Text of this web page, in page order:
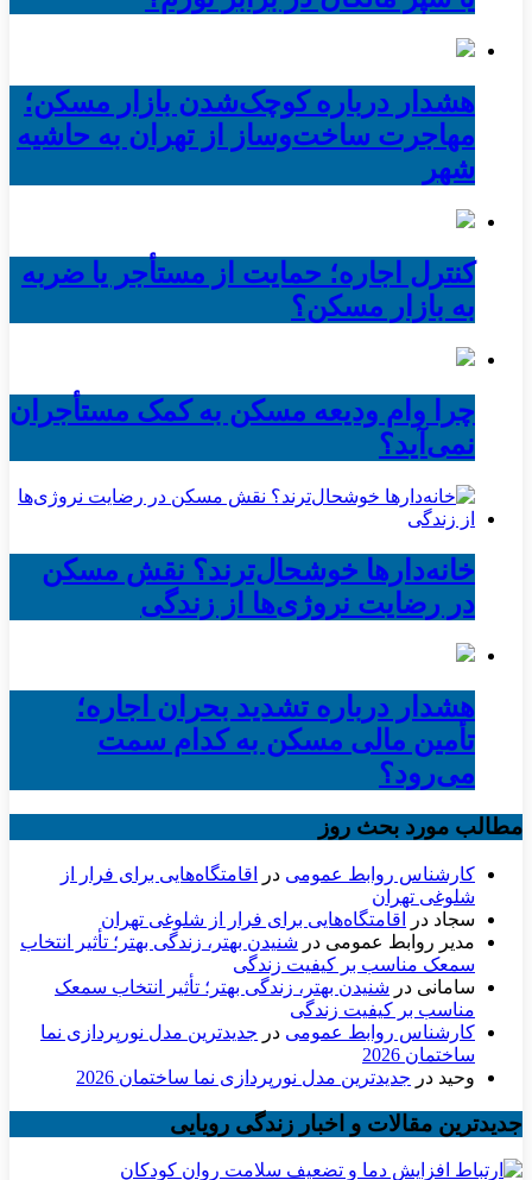
هشدار درباره کوچک‌شدن بازار مسکن؛
مهاجرت ساخت‌وساز از تهران به حاشیه‌
شهر
کنترل اجاره؛ حمایت از مستأجر یا ضربه
به بازار مسکن؟
چرا وام ودیعه مسکن به کمک مستأجران
نمی‌آید؟
خانه‌دارها خوشحال‌ترند؟ نقش مسکن
در رضایت نروژی‌ها از زندگی
هشدار درباره تشدید بحران اجاره؛
تأمین مالی مسکن به کدام سمت
می‌رود؟
مطالب مورد بحث روز
کارشناس روابط عمومی در
اقامتگاه‌هایی برای فرار از
شلوغی تهران
سجاد در
اقامتگاه‌هایی برای فرار از شلوغی تهران
مدیر روابط عمومی در شنیدن بهتر، زندگی بهتر؛ تأثیر انتخاب
سمعک مناسب بر کیفیت زندگی
سامانی در شنیدن بهتر، زندگی بهتر؛ تأثیر انتخاب سمعک
مناسب بر کیفیت زندگی
کارشناس روابط عمومی در جدیدترین مدل نورپردازی نما
ساختمان 2026
وحید در جدیدترین مدل نورپردازی نما ساختمان 2026
جدیدترین مقالات و اخبار زندگی رویایی